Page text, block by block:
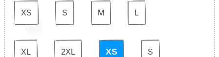
XS S M L
XL 2XL XS S